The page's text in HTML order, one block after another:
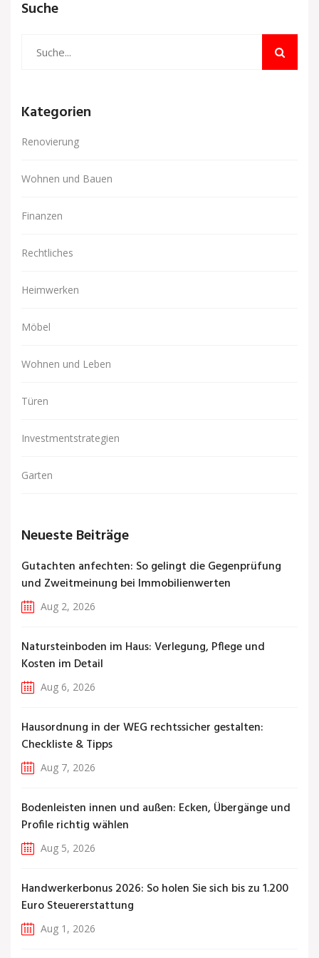
Suche
Kategorien
Renovierung
Wohnen und Bauen
Finanzen
Rechtliches
Heimwerken
Möbel
Wohnen und Leben
Türen
Investmentstrategien
Garten
Neueste Beiträge
Gutachten anfechten: So gelingt die Gegenprüfung
und Zweitmeinung bei Immobilienwerten
Aug 2, 2026
Natursteinboden im Haus: Verlegung, Pflege und
Kosten im Detail
Aug 6, 2026
Hausordnung in der WEG rechtssicher gestalten:
Checkliste & Tipps
Aug 7, 2026
Bodenleisten innen und außen: Ecken, Übergänge und
Profile richtig wählen
Aug 5, 2026
Handwerkerbonus 2026: So holen Sie sich bis zu 1.200
Euro Steuererstattung
Aug 1, 2026